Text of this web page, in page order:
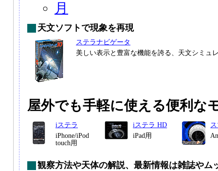
月
天文ソフトで現象を再現
ステラナビゲータ
美しい表示と豊富な機能を誇る、天文シミュ
屋外でも手軽に使える便利な
iステラ
iPhone/iPod
touch用
iステラ HD
iPad用
観察方法や天体の解説、最新情報は雑誌やム